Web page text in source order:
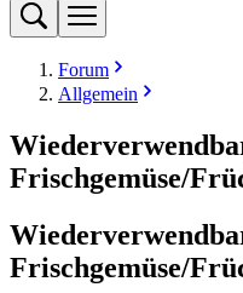
Forum
Allgemein
Frischgemüse/
Frischgemüse/